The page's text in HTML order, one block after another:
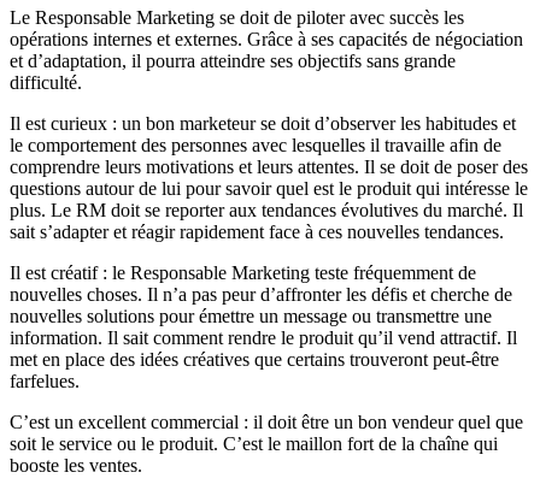
Le Responsable Marketing se doit de piloter avec succès les
opérations internes et externes. Grâce à ses capacités de négociation
et d’adaptation, il pourra atteindre ses objectifs sans grande
difficulté.
Il est curieux : un bon marketeur se doit d’observer les habitudes et
le comportement des personnes avec lesquelles il travaille afin de
comprendre leurs motivations et leurs attentes. Il se doit de poser des
questions autour de lui pour savoir quel est le produit qui intéresse le
plus. Le RM doit se reporter aux tendances évolutives du marché. Il
sait s’adapter et réagir rapidement face à ces nouvelles tendances.
Il est créatif : le Responsable Marketing teste fréquemment de
nouvelles choses. Il n’a pas peur d’affronter les défis et cherche de
nouvelles solutions pour émettre un message ou transmettre une
information. Il sait comment rendre le produit qu’il vend attractif. Il
met en place des idées créatives que certains trouveront peut-être
farfelues.
C’est un excellent commercial : il doit être un bon vendeur quel que
soit le service ou le produit. C’est le maillon fort de la chaîne qui
booste les ventes.